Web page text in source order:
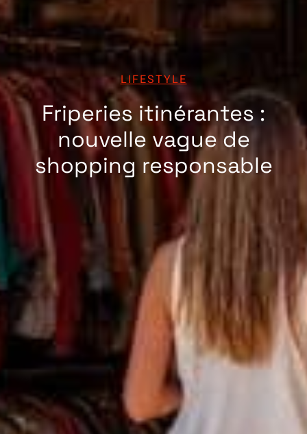
LIFESTYLE
Friperies itinérantes :
nouvelle vague de
shopping responsable